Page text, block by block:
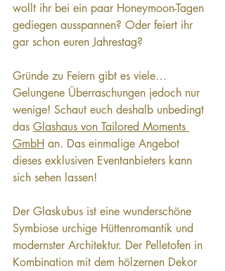
wollt ihr bei ein paar Honeymoon-Tagen
gediegen ausspannen? Oder feiert ihr
gar schon euren Jahrestag?
Gründe zu Feiern gibt es viele…
Gelungene Überraschungen jedoch nur
wenige! Schaut euch deshalb unbedingt
das Glashaus von Tailored Moments
GmbH an. Das einmalige Angebot
dieses exklusiven Eventanbieters kann
sich sehen lassen!
Der Glaskubus ist eine wunderschöne
Symbiose urchige Hüttenromantik und
modernster Architektur. Der Pelletofen in
Kombination mit dem hölzernen Dekor